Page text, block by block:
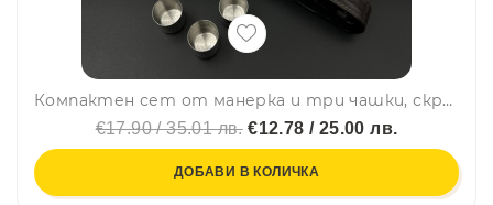
Компактен сет от манерка и три чашки, скрити в капачката - Jack Daniels Old № 7
€17.90 / 35.01 лв.€12.78 / 25.00 лв.
ДОБАВИ В КОЛИЧКА